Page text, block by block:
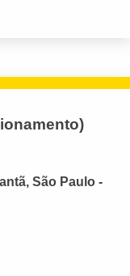
São Paulo -